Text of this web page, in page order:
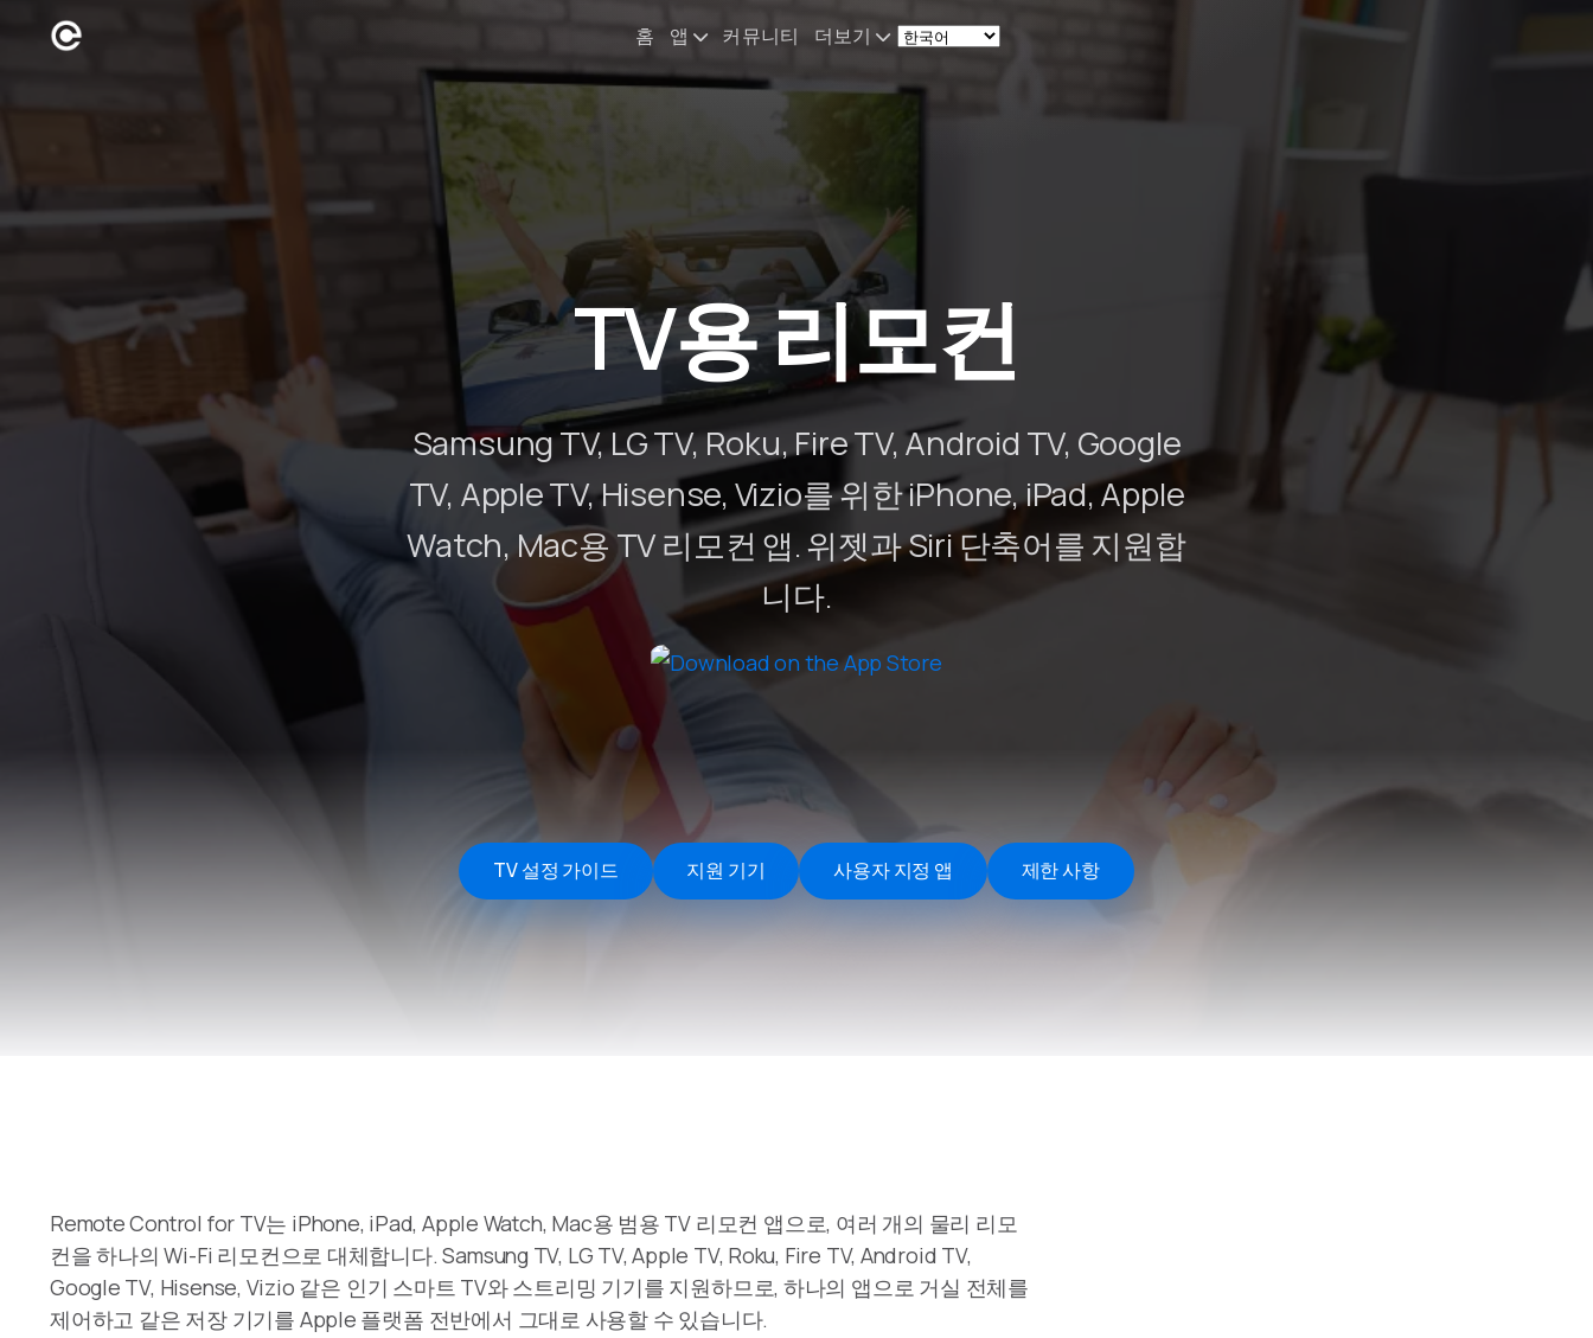
홈 앱
Remote Mouse &
Keyboard
Virtual KeyPad & NumPad
iOS/iPadOS
File Explorer & Player
iOS/iPadOS/tvOS
Sibelius KeyPad
iOS/iPadOS
Finale KeyPad
iOS/iPadOS
Remote Helper
macOS/Windows
iOS/iPadOS
커뮤니티 더보기
소식
소개
문의
TV용 리모컨
Samsung TV, LG TV, Roku, Fire TV, Android TV, Google
TV, Apple TV, Hisense, Vizio를 위한 iPhone, iPad, Apple
Watch, Mac용 TV 리모컨 앱. 위젯과 Siri 단축어를 지원합
니다.
TV 설정 가이드 지원 기기 사용자 지정 앱 제한 사항
Remote Control for TV는 iPhone, iPad, Apple Watch, Mac용 범용 TV 리모컨 앱으로, 여러 개의 물리 리모
컨을 하나의 Wi-Fi 리모컨으로 대체합니다. Samsung TV, LG TV, Apple TV, Roku, Fire TV, Android TV,
Google TV, Hisense, Vizio 같은 인기 스마트 TV와 스트리밍 기기를 지원하므로, 하나의 앱으로 거실 전체를
제어하고 같은 저장 기기를 Apple 플랫폼 전반에서 그대로 사용할 수 있습니다.